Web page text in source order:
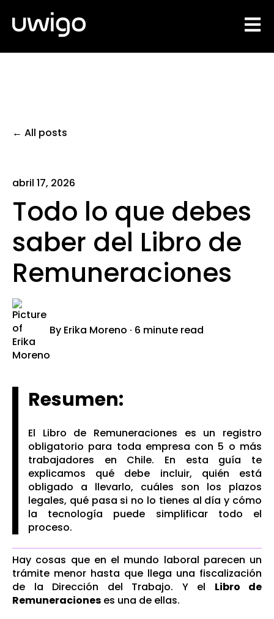
All posts
abril 17, 2026
Todo lo que debes
saber del Libro de
Remuneraciones
By Erika Moreno · 6 minute read
Resumen:
El Libro de Remuneraciones es un registro
obligatorio para toda empresa con 5 o más
trabajadores en Chile. En esta guía te
explicamos qué debe incluir, quién está
obligado a llevarlo, cuáles son los plazos
legales, qué pasa si no lo tienes al día y cómo
la tecnología puede simplificar todo el
proceso.
Hay cosas que en el mundo laboral parecen un
trámite menor hasta que llega una fiscalización
de la Dirección del Trabajo. Y el Libro de
Remuneraciones es una de ellas.